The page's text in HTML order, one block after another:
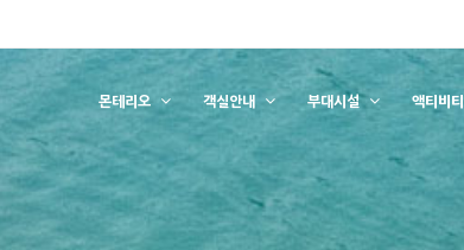
몬테리오 객실안내 부대시설 액티비티